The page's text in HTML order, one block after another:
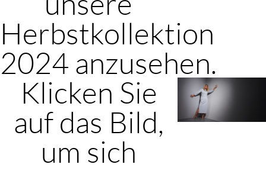
Herbstkollektion
2024 anzusehen.
Klicken Sie
auf das Bild,
um sich